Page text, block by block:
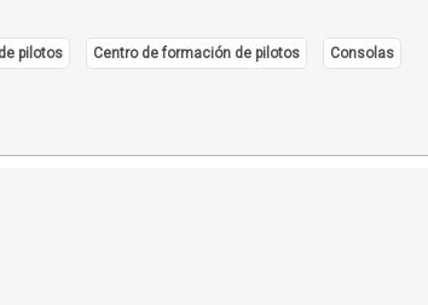
pilotos Centro de formación de pilotos Consolas